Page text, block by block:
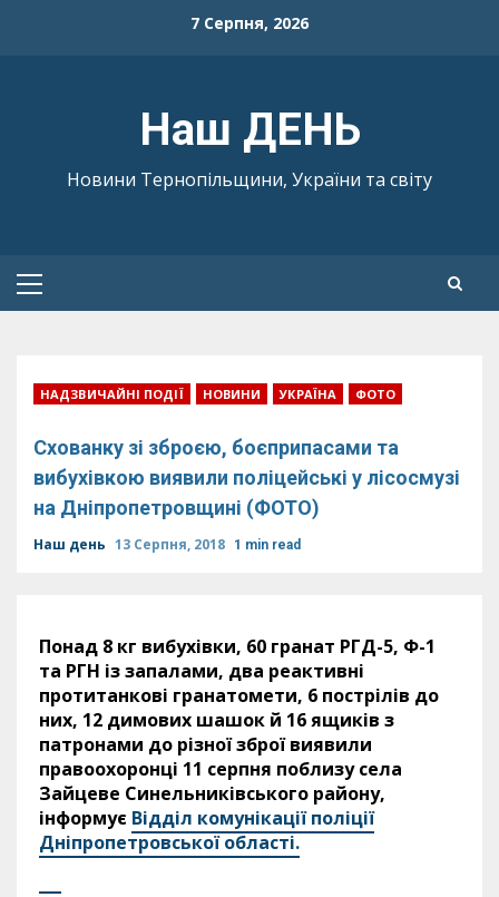
7 Серпня, 2026
Наш ДЕНЬ
Новини Тернопільщини, України та світу
Primary
НАДЗВИЧАЙНІ ПОДІЇ НОВИНИ УКРАЇНА ФОТО
Схованку зі зброєю, боєприпасами та
вибухівкою виявили поліцейські у лісосмузі
на Дніпропетровщині (ФОТО)
Наш день 13 Серпня, 2018 1 min read
Понад 8 кг вибухівки, 60 гранат РГД-5, Ф-1
та РГН із запалами, два реактивні
протитанкові гранатомети, 6 пострілів до
них, 12 димових шашок й 16 ящиків з
патронами до різної зброї виявили
правоохоронці 11 серпня поблизу села
Зайцеве Синельниківського району,
інформує Відділ комунікації поліції
Дніпропетровської області.